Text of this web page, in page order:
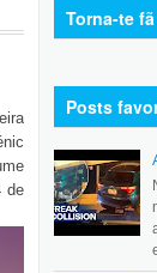
de
Torna-te
Posts